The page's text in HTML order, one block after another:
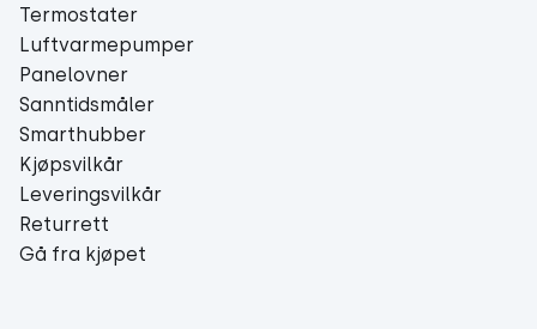
Termostater
Luftvarmepumper
Panelovner
Sanntidsmåler
Smarthubber
Kjøpsvilkår
Leveringsvilkår
Returrett
Gå fra kjøpet